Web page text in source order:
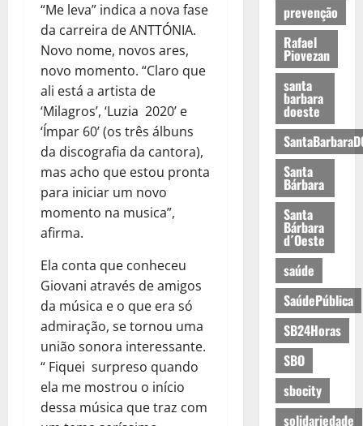
“Me leva” indica a nova fase
da carreira de ANTTÓNIA.
Novo nome, novos ares,
novo momento. “Claro que
ali está a artista de
‘Milagros’, ‘Luzia 2020’ e
‘Ímpar 60’ (os três álbuns
da discografia da cantora),
mas acho que estou pronta
para iniciar um novo
momento na musica”,
afirma.
Ela conta que conheceu
Giovani através de amigos
da música e o que era só
admiração, se tornou uma
união sonora interessante.
“ Fiquei surpreso quando
ela me mostrou o início
dessa música que traz com
prevenção
Rafael
Piovezan
santa
barbara
doeste
Santa
Bárbara
Santa
Bárbara
d´Oeste
saúde
SaúdePública
SB24Horas
SBO
sbocity
solidariedade